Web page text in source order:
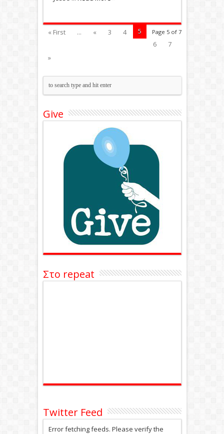
Page 5 of 7
« First ... « 3 4
5
6
7
»
Give
Στο repeat
Twitter Feed
Error fetching feeds. Please verify the